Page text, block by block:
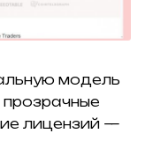
модель
прозрачные
лицензий —